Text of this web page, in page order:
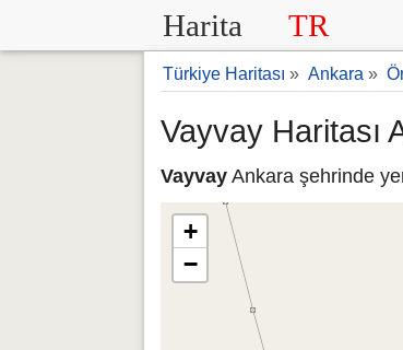
Harita TR
Türkiye Haritası » Ankara »
Vayvay Haritası
Vayvay Ankara şehrinde
+
−